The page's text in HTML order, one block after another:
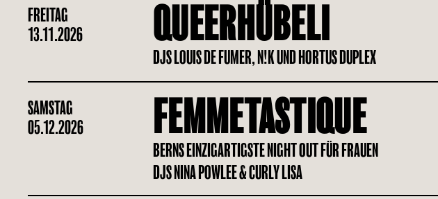
FREITAG
13.11.2026
QUEERHÜBELI
DJS LOUIS DE FUMER, N!K UND HORTUS DUPLEX
SAMSTAG
05.12.2026
FEMMETASTIQUE
BERNS EINZIGARTIGSTE NIGHT OUT FÜR FRAUEN
DJS NINA POWLEE & CURLY LISA